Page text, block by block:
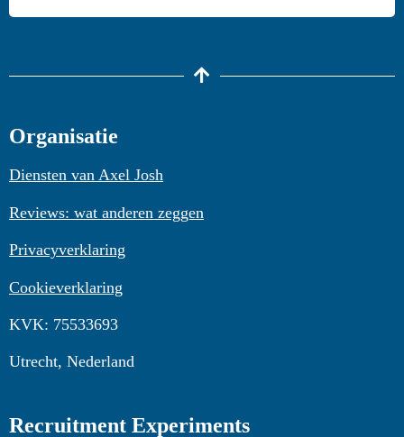
Organisatie
Diensten van Axel Josh
Reviews: wat anderen zeggen
Privacyverklaring
Cookieverklaring
KVK: 75533693
Utrecht, Nederland
Recruitment Experiments